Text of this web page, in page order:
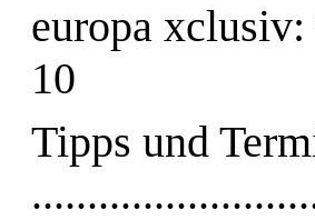
europa
10
Tipps und